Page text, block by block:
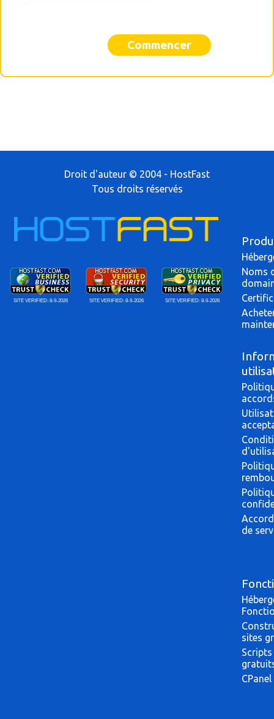
Commencer
Droit d'auteur © 2004 - HostFast
Tous droits réservés
SITE VERIFIED: 8-9-2026 SITE VERIFIED: 8-9-2026 SITE VERIFIED: 8-9-2026
Noms
de
sites
Scripts